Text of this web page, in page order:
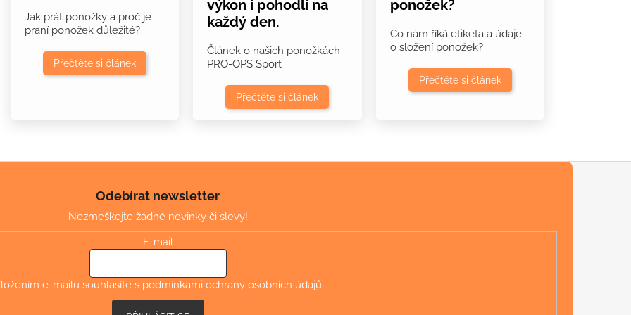
Jak prát ponožky a proč je
praní ponožek důležité?
Přečtěte si článek
výkon i pohodlí na
každý den.
Článek o našich ponožkách
PRO-OPS Sport
Přečtěte si článek
ponožek?
Co nám říká etiketa a údaje
o složení ponožek?
Přečtěte si článek
Odebírat newsletter
Nezmeškejte žádné novinky či slevy!
E-mail
e-mailu souhlasíte s podmínkami ochrany osobních údajů